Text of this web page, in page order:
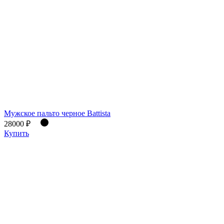
Мужское пальто черное Battista
28000 ₽
Купить